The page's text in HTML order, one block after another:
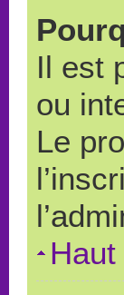
Il est
ou
Le
Haut